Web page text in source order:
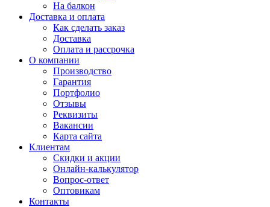
На балкон
Доставка и оплата
Как сделать заказ
Доставка
Оплата и рассрочка
О компании
Производство
Гарантия
Портфолио
Отзывы
Реквизиты
Вакансии
Карта сайта
Клиентам
Скидки и акции
Онлайн-калькулятор
Вопрос-ответ
Оптовикам
Контакты